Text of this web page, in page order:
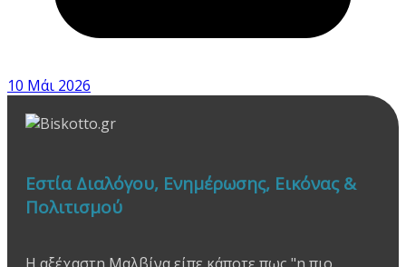
10 Μάι 2026
Εστία Διαλόγου, Ενημέρωσης, Εικόνας &
Πολιτισμού